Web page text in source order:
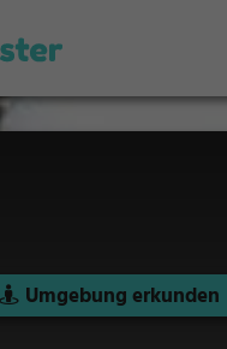
Umgebung erkunden